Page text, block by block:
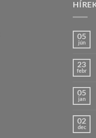
05
jún
23
febr
05
jan
02
dec